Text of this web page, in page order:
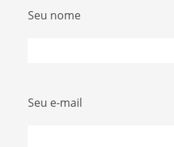
Seu nome
Seu e-mail